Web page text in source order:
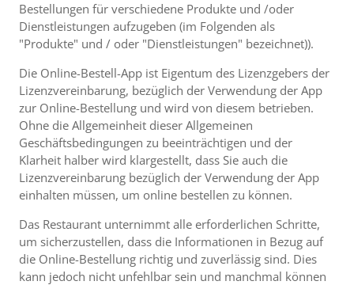
Bestellungen für verschiedene Produkte und /oder
Dienstleistungen aufzugeben (im Folgenden als
"Produkte" und / oder "Dienstleistungen" bezeichnet)).
Die Online-Bestell-App ist Eigentum des Lizenzgebers der
Lizenzvereinbarung, bezüglich der Verwendung der App
zur Online-Bestellung und wird von diesem betrieben.
Ohne die Allgemeinheit dieser Allgemeinen
Geschäftsbedingungen zu beeinträchtigen und der
Klarheit halber wird klargestellt, dass Sie auch die
Lizenzvereinbarung bezüglich der Verwendung der App
einhalten müssen, um online bestellen zu können.
Das Restaurant unternimmt alle erforderlichen Schritte,
um sicherzustellen, dass die Informationen in Bezug auf
die Online-Bestellung richtig und zuverlässig sind. Dies
kann jedoch nicht unfehlbar sein und manchmal können